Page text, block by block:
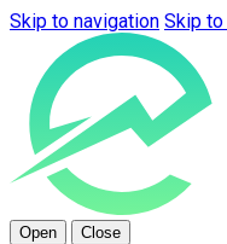
Skip to navigation Skip
Open Close